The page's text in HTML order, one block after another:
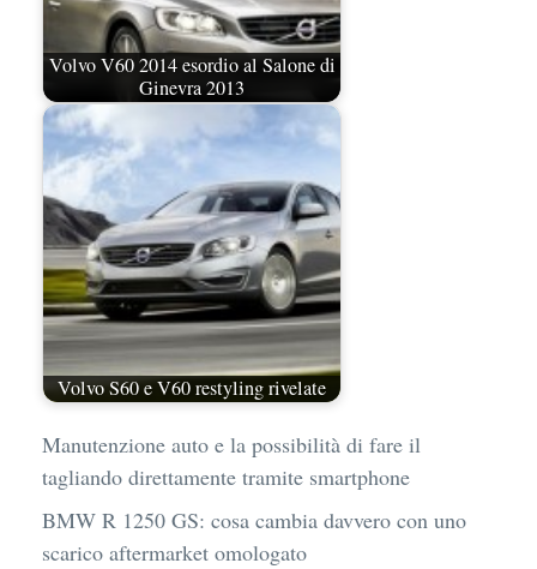
Volvo V60 2014 esordio al Salone di
Ginevra 2013
Volvo S60 e V60 restyling rivelate
Manutenzione auto e la possibilità di fare il
tagliando direttamente tramite smartphone
BMW R 1250 GS: cosa cambia davvero con uno
scarico aftermarket omologato